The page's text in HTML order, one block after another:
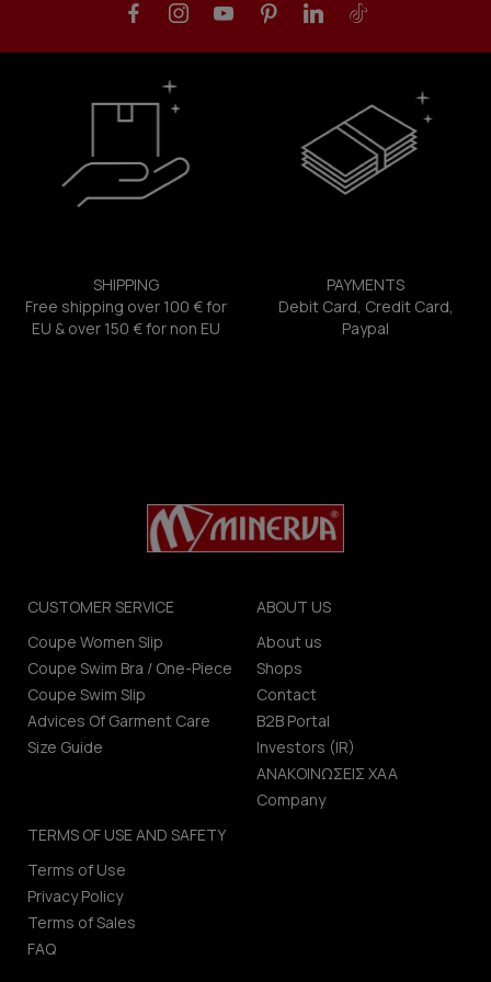
SHIPPING
Free shipping over 100 € for
EU & over 150 € for non EU
PAYMENTS
Debit Card, Credit Card,
Paypal
CUSTOMER SERVICE
Coupe Women Slip
Coupe Swim Bra / One-Piece
Coupe Swim Slip
Advices Of Garment Care
Size Guide
ABOUT US
About us
Shops
Contact
B2B Portal
Investors (IR)
ΑΝΑΚΟΙΝΩΣΕΙΣ ΧΑΑ
Company
TERMS OF USE AND SAFETY
Terms of Use
Privacy Policy
Terms of Sales
FAQ